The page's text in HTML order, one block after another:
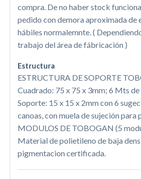
compra. De no haber stock
pedido con demora aproximada de
hábiles normalemnte. (
trabajo del área de fábricación )
Estructura
ESTRUCTURA DE SOPORTE
Cuadrado: 75 x 75 x 3mm; 6 Mts
Soporte: 15 x 15 x 2mm con 6
canoas, con muela de sujeción para
MODULOS DE TOBOGAN (5
Material de polietileno de baja
pigmentacion certificada.